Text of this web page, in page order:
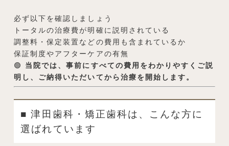
必ず以下を確認しましょう
トータルの治療費が明確に説明されている
調整料・保定装置などの費用も含まれているか
保証制度やアフターケアの有無
🟢 当院では、事前にすべての費用をわかりやすくご説
明し、ご納得いただいてから治療を開始します。
■ 津田歯科・矯正歯科は、こんな方に
選ばれています